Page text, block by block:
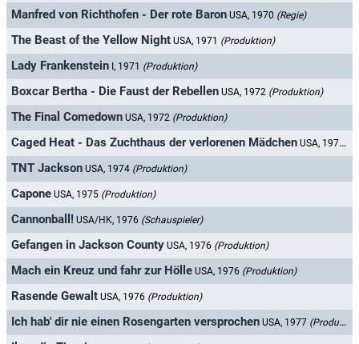
Manfred von Richthofen - Der rote Baron USA, 1970 (Regie)
The Beast of the Yellow Night USA, 1971 (Produktion)
Lady Frankenstein I, 1971 (Produktion)
Boxcar Bertha - Die Faust der Rebellen USA, 1972 (Produktion)
The Final Comedown USA, 1972 (Produktion)
Caged Heat - Das Zuchthaus der verlorenen Mädchen USA, 1974
TNT Jackson USA, 1974 (Produktion)
Capone USA, 1975 (Produktion)
Cannonball! USA/HK, 1976 (Schauspieler)
Gefangen in Jackson County USA, 1976 (Produktion)
Mach ein Kreuz und fahr zur Hölle USA, 1976 (Produktion)
Rasende Gewalt USA, 1976 (Produktion)
Ich hab' dir nie einen Rosengarten versprochen USA, 1977 (Produktion)